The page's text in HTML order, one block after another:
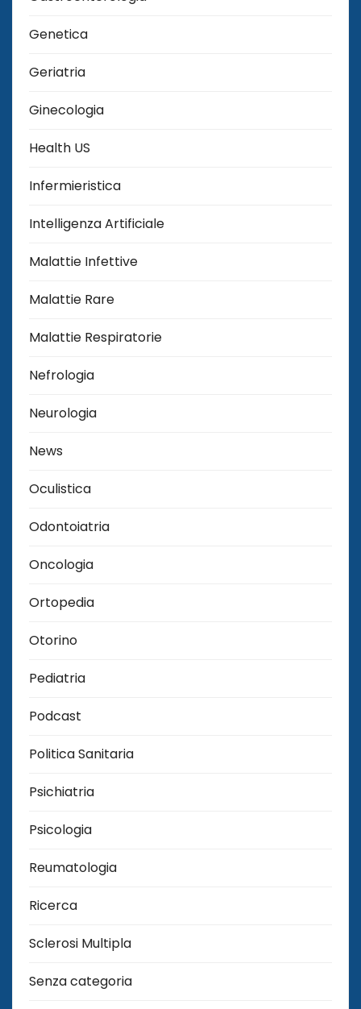
Genetica
Geriatria
Ginecologia
Health US
Infermieristica
Intelligenza Artificiale
Malattie Infettive
Malattie Rare
Malattie Respiratorie
Nefrologia
Neurologia
News
Oculistica
Odontoiatria
Oncologia
Ortopedia
Otorino
Pediatria
Podcast
Politica Sanitaria
Psichiatria
Psicologia
Reumatologia
Ricerca
Sclerosi Multipla
Senza categoria